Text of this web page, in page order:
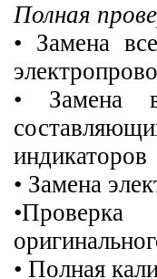
Полная
• Замена
• Замена
индикаторов
• Замена
•Проверка
• Полная